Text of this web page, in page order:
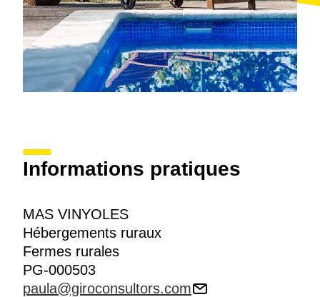
Informations pratiques
MAS VINYOLES
Hébergements ruraux
Fermes rurales
PG-000503
paula@giroconsultors.com